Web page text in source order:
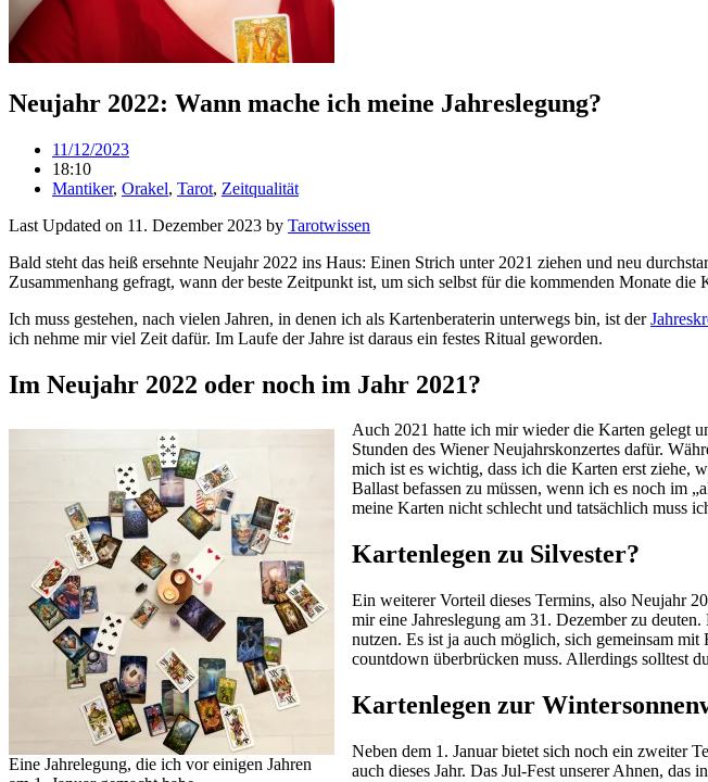
Neujahr 2022: Wann mache ich meine Jahreslegung?
11/12/2023
18:10
Mantiker, Orakel, Tarot, Zeitqualität
Last Updated on 11. Dezember 2023 by Tarot­wissen
Bald steht das heiß ersehnte Neu­jahr 2022 ins Haus: Einen Strich unter 2021 ziehen und neu
Zusam­men­hang gefragt, wann der beste Zeit­punkt ist, um sich selbst für die kom­menden Monate
Ich muss gestehen, nach vielen Jahren, in denen ich als Kar­ten­be­ra­terin unter­wegs bin, ist der
ich nehme mir viel Zeit dafür. Im Laufe der Jahre ist daraus ein festes Ritual geworden.
Im Neujahr 2022 oder noch im Jahr 2021?
Eine Jah­re­le­gung, die ich vor einigen Jahren
Auch 2021 hatte ich mir wieder die Karten gelegt
Stunden des Wiener Neu­jahrs­kon­zertes dafür.
mich ist es wichtig, dass ich die Karten erst ziehe,
Bal­last befassen zu müssen, wenn ich es noch im
meine Karten nicht schlecht und tat­säch­lich muss
Kartenlegen zu Silvester?
Ein wei­terer Vor­teil dieses Ter­mins, also Neu­jahr
mir eine Jah­res­le­gung am 31. Dezember zu
nutzen. Es ist ja auch mög­lich, sich gemeinsam
count­down über­brücken muss. Aller­dings soll­test
Kartenlegen zur
Neben dem 1. Januar bietet sich noch ein zweiter
auch dieses Jahr. Das Jul-Fest unserer Ahnen, das